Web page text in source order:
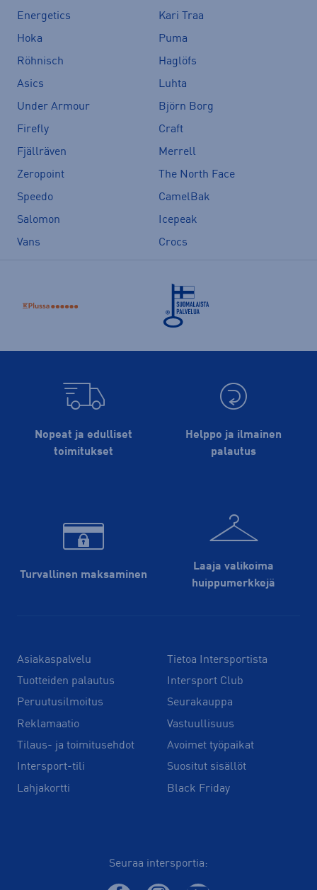
Energetics
Kari Traa
Hoka
Puma
Röhnisch
Haglöfs
Asics
Luhta
Under Armour
Björn Borg
Firefly
Craft
Fjällräven
Merrell
Zeropoint
The North Face
Speedo
CamelBak
Salomon
Icepeak
Vans
Crocs
Nopeat ja edulliset
toimitukset
Helppo ja ilmainen
palautus
Turvallinen maksaminen
Laaja valikoima
huippu­merkkejä
Asiakaspalvelu
Tuotteiden palautus
Peruutusilmoitus
Reklamaatio
Tilaus- ja toimitusehdot
Intersport-tili
Lahjakortti
Tietoa Intersportista
Intersport Club
Seurakauppa
Vastuullisuus
Avoimet työpaikat
Suositut sisällöt
Black Friday
Seuraa intersportia: